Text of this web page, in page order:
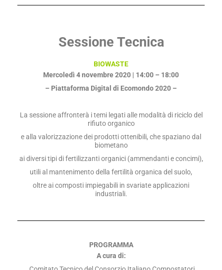
Sessione Tecnica
BIOWASTE
Mercoledì 4 novembre 2020 | 14:00 – 18:00
– Piattaforma Digital di Ecomondo 2020 –
La sessione affronterà i temi legati alle modalità di riciclo del
rifiuto organico
e alla valorizzazione dei prodotti ottenibili, che spaziano dal
biometano
ai diversi tipi di fertilizzanti organici (ammendanti e concimi),
utili al mantenimento della fertilità organica del suolo,
oltre ai composti impiegabili in svariate applicazioni
industriali.
PROGRAMMA
A cura di: